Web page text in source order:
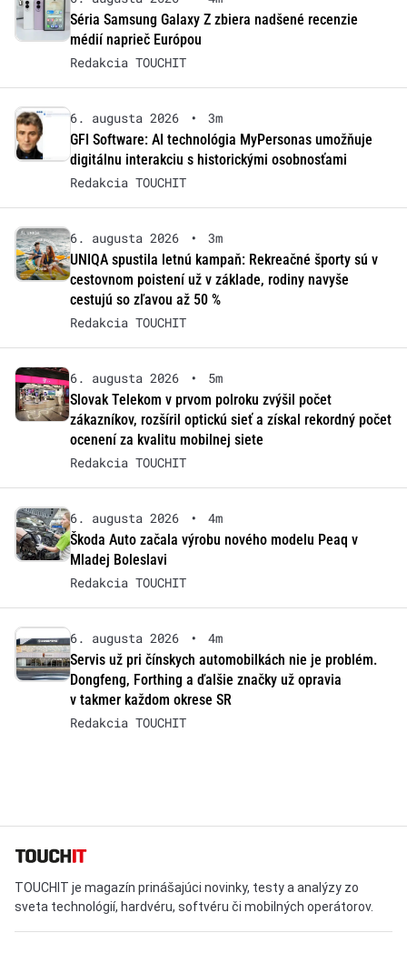
Séria Samsung Galaxy Z zbiera nadšené recenzie
médií naprieč Európou
Redakcia TOUCHIT
6. augusta 2026 •
3m
GFI Software: AI technológia MyPersonas umožňuje
digitálnu interakciu s historickými osobnosťami
Redakcia TOUCHIT
6. augusta 2026 •
3m
UNIQA spustila letnú kampaň: Rekreačné športy sú v
cestovnom poistení už v základe, rodiny navyše
cestujú so zľavou až 50 %
Redakcia TOUCHIT
6. augusta 2026 •
5m
Slovak Telekom v prvom polroku zvýšil počet
zákazníkov, rozšíril optickú sieť a získal rekordný počet
ocenení za kvalitu mobilnej siete
Redakcia TOUCHIT
6. augusta 2026 •
4m
Škoda Auto začala výrobu nového modelu Peaq v
Mladej Boleslavi
Redakcia TOUCHIT
6. augusta 2026 •
4m
Servis už pri čínskych automobilkách nie je problém.
Dongfeng, Forthing a ďalšie značky už opravia
v takmer každom okrese SR
Redakcia TOUCHIT
TOUCHIT je magazín prinášajúci novinky, testy a analýzy zo
sveta technológií, hardvéru, softvéru či mobilných operátorov.